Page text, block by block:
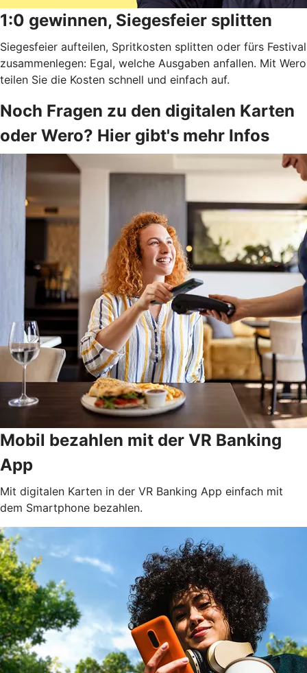
1:0 gewinnen, Siegesfeier splitten
Siegesfeier aufteilen, Spritkosten splitten oder fürs Festival
zusammenlegen: Egal, welche Ausgaben anfallen. Mit Wero
teilen Sie die Kosten schnell und einfach auf.
Noch Fragen zu den digitalen Karten
oder Wero? Hier gibt's mehr Infos
Mobil bezahlen mit der VR Banking
App
Mit digitalen Karten in der VR Banking App einfach mit
dem Smartphone bezahlen.